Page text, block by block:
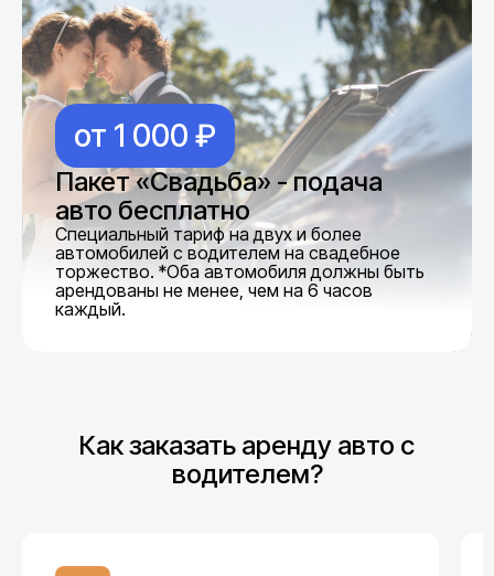
от 1 000 ₽
Пакет «Свадьба» - подача
авто бесплатно
Специальный тариф на двух и более
автомобилей с водителем на свадебное
торжество. *Оба автомобиля должны быть
арендованы не менее, чем на 6 часов
каждый.
Как заказать аренду авто с
водителем?